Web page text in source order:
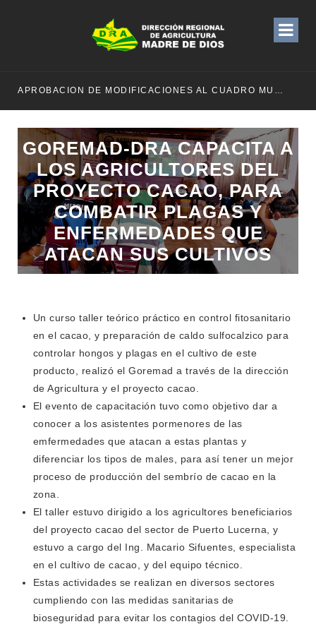
APROBACION DE MODIFICACIONES AL CUADRO MULTIANUAL DE NECESIDADESDE DE LA DIRECCION REGIONAL DE DESARROLLO AGROPECUARIO Y RIEGO MES DE MAYO
GOREMAD-DRA CAPACITA A
LOS AGRICULTORES DEL
PROYECTO CACAO, PARA
COMBATIR PLAGAS Y
ENFERMEDADES QUE
ATACAN SUS CULTIVOS
Un curso taller teórico práctico en control fitosanitario
en el cacao, y preparación de caldo sulfocalzico para
controlar hongos y plagas en el cultivo de este
producto, realizó el Goremad a través de la dirección
de Agricultura y el proyecto cacao.
El evento de capacitación tuvo como objetivo dar a
conocer a los asistentes pormenores de las
emfermedades que atacan a estas plantas y
diferenciar los tipos de males, para así tener un mejor
proceso de producción del sembrío de cacao en la
zona.
El taller estuvo dirigido a los agricultores beneficiarios
del proyecto cacao del sector de Puerto Lucerna, y
estuvo a cargo del Ing. Macario Sifuentes, especialista
en el cultivo de cacao, y del equipo técnico.
Estas actividades se realizan en diversos sectores
cumpliendo con las medidas sanitarias de
bioseguridad para evitar los contagios del COVID-19.